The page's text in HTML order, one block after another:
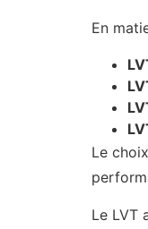
En
Le
Le LVT